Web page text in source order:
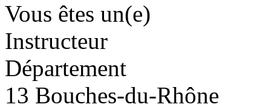
Vous êtes un(e)
Instructeur
Département
13 Bouches-du-Rhône